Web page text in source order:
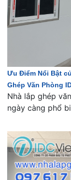
Ưu Điểm Nổi Bật
Ghép Văn Phòng
Nhà lắp ghép
ngày càng phổ